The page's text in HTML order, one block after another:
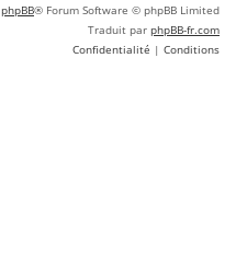
phpBB® Forum Software © phpBB Limited
Traduit par phpBB-fr.com
Confidentialité | Conditions